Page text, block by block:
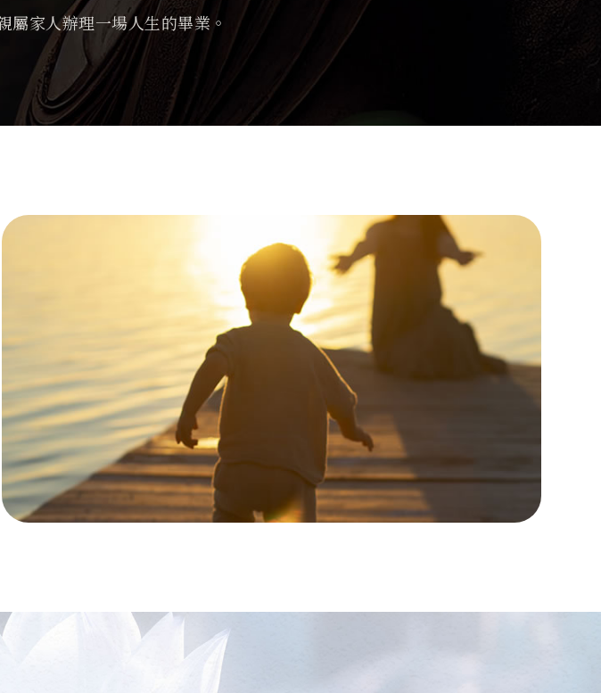
家人辦理一場人生的畢業。